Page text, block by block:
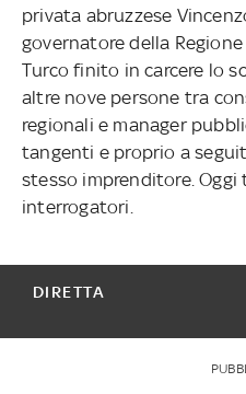
privata abruzzese
governatore della
Turco finito in carcere lo
altre nove persone tra
regionali e manager
tangenti e proprio a
stesso imprenditore. Oggi
interrogatori.
DIRETTA